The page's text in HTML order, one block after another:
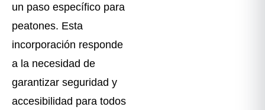
un paso específico para
peatones. Esta
incorporación responde
a la necesidad de
garantizar seguridad y
accesibilidad para todos